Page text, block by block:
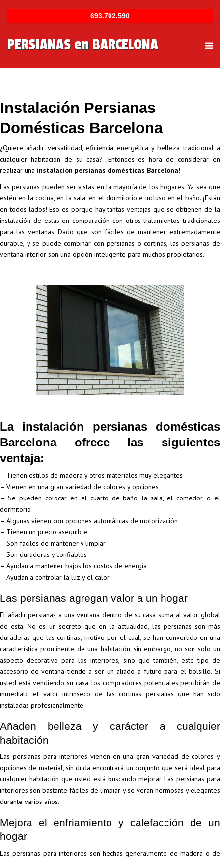
693.702.590 ×
PERSIANAS en BARCELONA
Instalación Persianas
Domésticas Barcelona
¿Quiere añadir versatilidad, eficiencia energética y belleza tradicional a
cualquier habitación de su casa? ¡Entonces es hora de considerar en
realizar una instalación persianas domésticas Barcelona!
Las persianas pueden ser vistas en la mayoría de los hogares. Ya sea que
estén en la cocina, en la sala, en el dormitorio e incluso en el baño. ¡Están
en todos lados! Eso es porque hay tantas ventajas que se obtienen de la
instalación de estas en comparación con otros tratamientos tradicionales
para las ventanas. Dado que son fáciles de mantener, extremadamente
durable, y se puede combinar con persianas o cortinas, las persianas de
ventana interior son una opción inteligente para muchos propietarios.
La instalación persianas domésticas
Barcelona ofrece las siguientes
ventaja:
– Tienen estilos de madera y otros materiales muy elegantes
– Vienen en una gran variedad de colores y opciones
– Se pueden colocar en el cuarto de baño, la sala, el comedor, o el
dormitorio
– Algunas vienen con opciones automáticas de motorización
– Tienen un precio asequible
– Son fáciles de mantener y limpiar
– Son duraderas y confiables
– Ayudan a mantener bajos los costos de energía
– Ayudan a controlar la luz y el calor
Las persianas agregan valor a un hogar
El añadir persianas a una ventana dentro de su casa suma al valor global
de esta. No es un secreto que en la actualidad, las persianas son más
duraderas que las cortinas; motivo por el cual, se han convertido en una
característica prominente de una habitación, sin embargo, no son solo un
aspecto decorativo para los interiores, sino que también, este tipo de
accesorio de ventana tiende a ser un aliado a futuro para el bolsillo. Si
usted está vendiendo su casa, los compradores potenciales percibirán de
inmediato el valor intrínseco de las cortinas persianas que han sido
instaladas profesionalmente.
Añaden belleza y carácter a cualquier
habitación
Las persianas para interiores vienen en una gran variedad de colores y
opciones de material, sin duda encontrará un conjunto que será ideal para
cualquier habitación que usted está buscando mejorar. Las persianas para
interiores son bastante fáciles de limpiar y se verán hermosas y elegantes
durante varios años.
Mejora el enfriamiento y calefacción de un
hogar
Las persianas para interiores son hechas generalmente de madera o de